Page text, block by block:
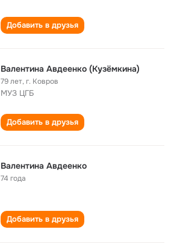
Добавить в друзья
Валентина Авдеенко (Кузёмкина)
79 лет,г. Ковров
МУЗ ЦГБ
Добавить в друзья
Валентина Авдеенко
74 года
Добавить в друзья